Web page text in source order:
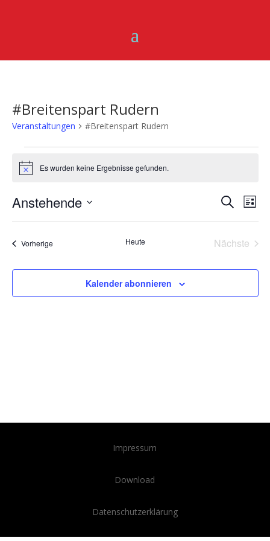
#Breitenspart Rudern
Veranstaltungen #Breitenspart Rudern
Veranstaltungen
HinweisEs wurden keine Ergebnisse gefunden.
Suche
SucheListe
Anstehende
VorherigeVeranstaltungen Heute
Nächste
Kalender abonnieren
Impressum
Download
Datenschutzerklärung